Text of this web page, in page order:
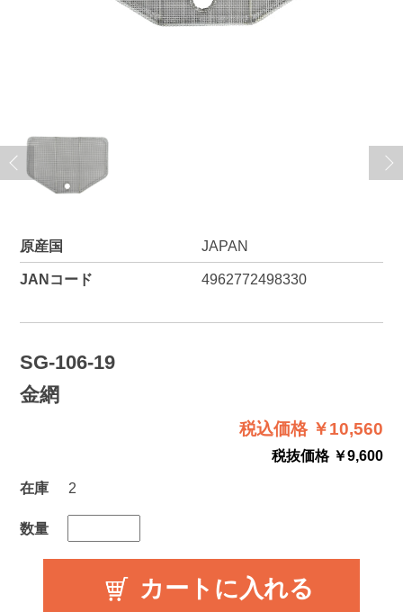
原産国 JAPAN
JANコード 4962772498330
SG-106-19
金網
税込価格 ￥10,560
税抜価格 ￥9,600
在庫
2
数量